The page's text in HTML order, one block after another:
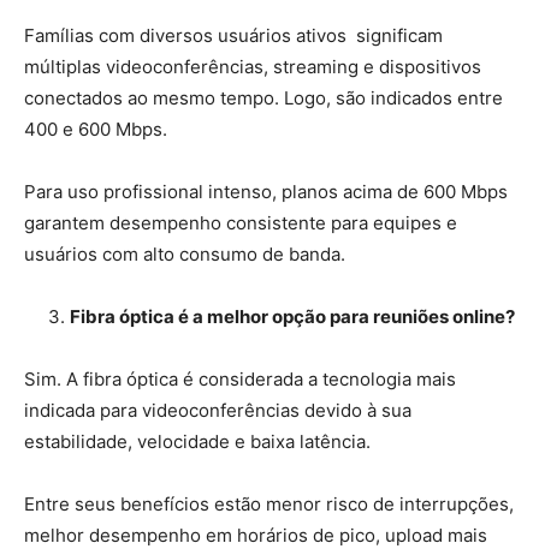
Famílias com diversos usuários ativos significam
múltiplas videoconferências, streaming e dispositivos
conectados ao mesmo tempo. Logo, são indicados entre
400 e 600 Mbps.
Para uso profissional intenso, planos acima de 600 Mbps
garantem desempenho consistente para equipes e
usuários com alto consumo de banda.
3. Fibra óptica é a melhor opção para reuniões online?
Sim. A fibra óptica é considerada a tecnologia mais
indicada para videoconferências devido à sua
estabilidade, velocidade e baixa latência.
Entre seus benefícios estão menor risco de interrupções,
melhor desempenho em horários de pico, upload mais